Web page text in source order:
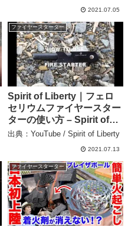
2021.07.05
ファイヤースターター
Spirit of Liberty｜フェロ
セリウムファイヤースター
ターの使い方 – Spirit of
Liberty
出典：YouTube / Spirit of Liberty
2021.07.13
ファイヤースターター